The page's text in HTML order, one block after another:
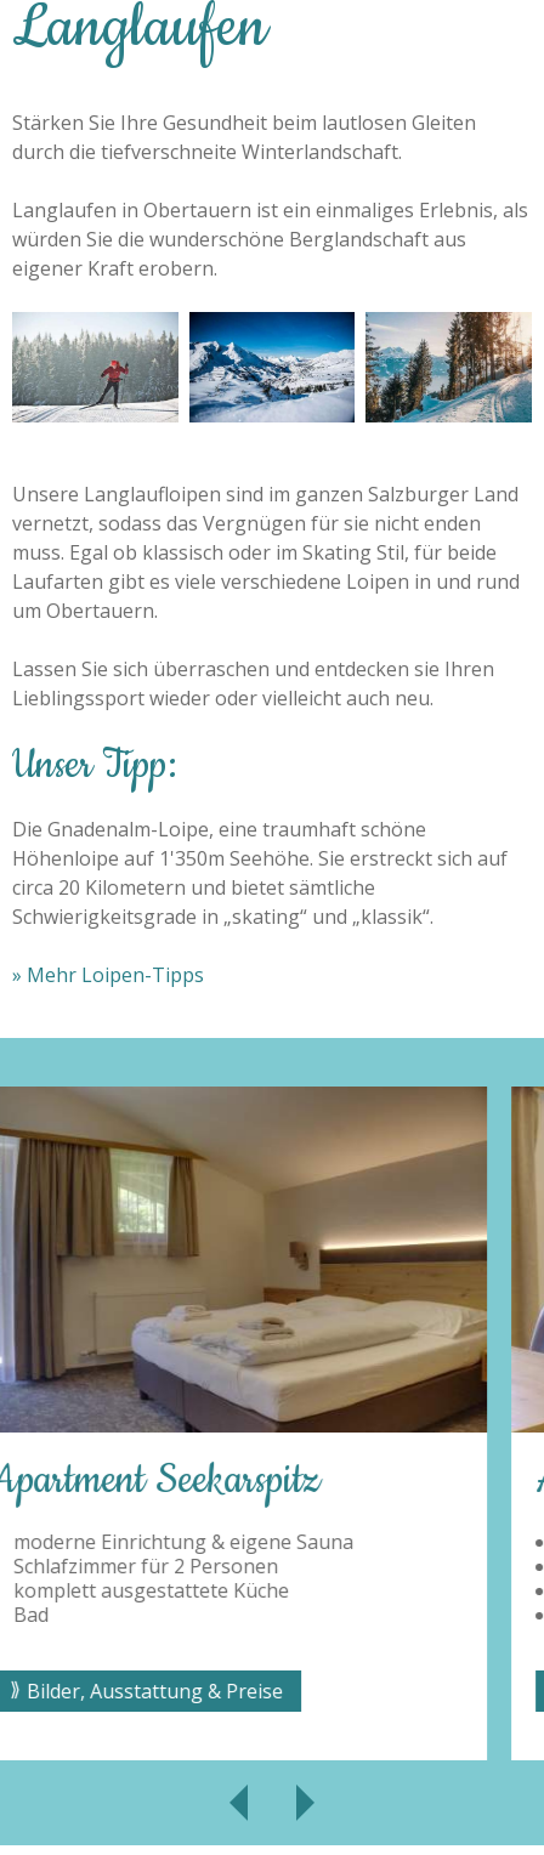
Langlaufen
Stärken Sie Ihre Gesundheit beim lautlosen Gleiten
durch die tiefverschneite Winterlandschaft.
Langlaufen in Obertauern ist ein einmaliges Erlebnis, als
würden Sie die wunderschöne Berglandschaft aus
eigener Kraft erobern.
Unsere Langlaufloipen sind im ganzen Salzburger Land
vernetzt, sodass das Vergnügen für sie nicht enden
muss. Egal ob klassisch oder im Skating Stil, für beide
Laufarten gibt es viele verschiedene Loipen in und rund
um Obertauern.
Lassen Sie sich überraschen und entdecken sie Ihren
Lieblingssport wieder oder vielleicht auch neu.
Unser Tipp:
Die Gnadenalm-Loipe, eine traumhaft schöne
Höhenloipe auf 1'350m Seehöhe. Sie erstreckt sich auf
circa 20 Kilometern und bietet sämtliche
Schwierigkeitsgrade in „skating“ und „klassik“.
» Mehr Loipen-Tipps
Apartment Hundskogel
moderne Einrichtung & eigene Sauna
Schlafzimmer für 2 Personen
komplett ausgestattete Küche
Bilder, Ausstattung & Preise